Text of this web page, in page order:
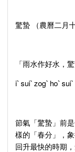
驚蟄 （農曆二月
「雨水作好水，
iˋ suiˋ zogˋ hoˋ
節氣「驚蟄」前
樣的「春分」，
回升最快的時期